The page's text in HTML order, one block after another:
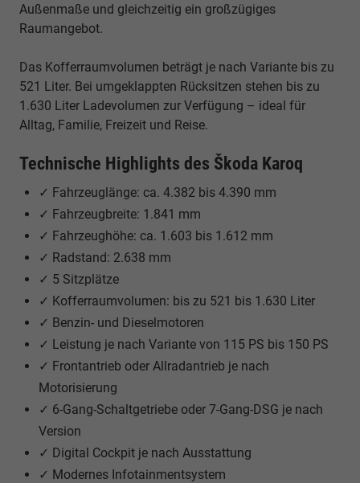
Außenmaße und gleichzeitig ein großzügiges
Raumangebot.
Das Kofferraumvolumen beträgt je nach Variante bis zu
521 Liter. Bei umgeklappten Rücksitzen stehen bis zu
1.630 Liter Ladevolumen zur Verfügung – ideal für
Alltag, Familie, Freizeit und Reise.
Technische Highlights des Škoda Karoq
✓ Fahrzeuglänge: ca. 4.382 bis 4.390 mm
✓ Fahrzeugbreite: 1.841 mm
✓ Fahrzeughöhe: ca. 1.603 bis 1.612 mm
✓ Radstand: 2.638 mm
✓ 5 Sitzplätze
✓ Kofferraumvolumen: bis zu 521 bis 1.630 Liter
✓ Benzin- und Dieselmotoren
✓ Leistung je nach Variante von 115 PS bis 150 PS
✓ Frontantrieb oder Allradantrieb je nach
Motorisierung
✓ 6-Gang-Schaltgetriebe oder 7-Gang-DSG je nach
Version
✓ Digital Cockpit je nach Ausstattung
✓ Modernes Infotainmentsystem